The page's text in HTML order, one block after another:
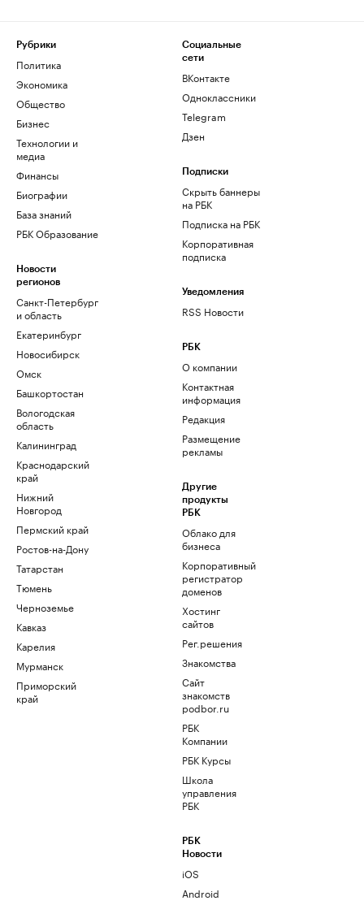
Рубрики
Политика
Экономика
Общество
Бизнес
Технологии и
медиа
Финансы
Биографии
База знаний
РБК Образование
Новости
регионов
Санкт-Петербург
и область
Екатеринбург
Новосибирск
Омск
Башкортостан
Вологодская
область
Калининград
Краснодарский
край
Нижний
Новгород
Пермский край
Ростов-на-Дону
Татарстан
Тюмень
Черноземье
Кавказ
Карелия
Мурманск
Приморский
край
Социальные
сети
ВКонтакте
Одноклассники
Telegram
Дзен
Подписки
Скрыть баннеры
на РБК
Подписка на РБК
Корпоративная
подписка
Уведомления
RSS Новости
РБК
О компании
Контактная
информация
Редакция
Размещение
рекламы
Другие
продукты
РБК
Облако для
бизнеса
Корпоративный
регистратор
доменов
Хостинг
сайтов
Рег.решения
Знакомства
Сайт
знакомств
podbor.ru
РБК
Компании
РБК Курсы
Школа
управления
РБК
РБК
Новости
iOS
Android